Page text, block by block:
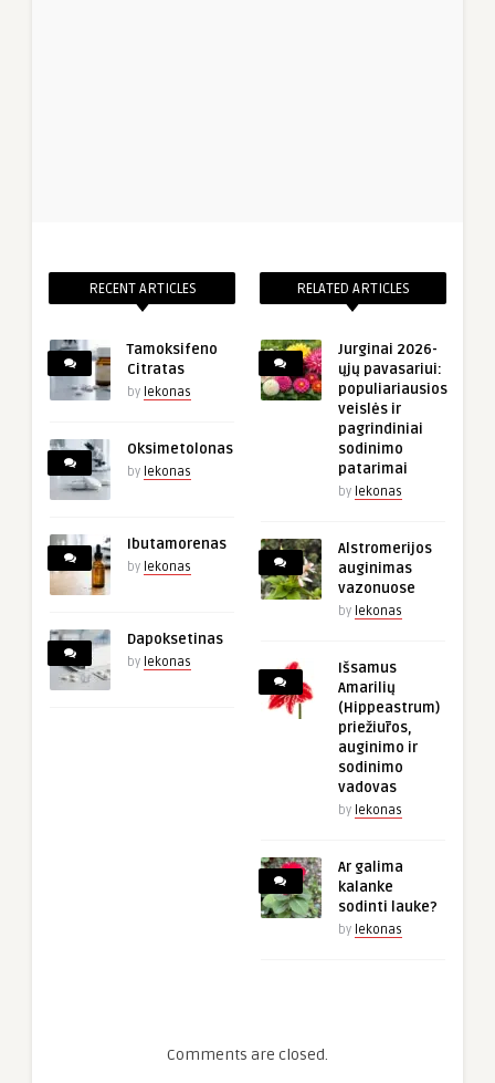
RECENT ARTICLES
Tamoksifeno
Citratas
by lekonas
Oksimetolonas
by lekonas
Ibutamorenas
by lekonas
Dapoksetinas
by lekonas
RELATED ARTICLES
Jurginai 2026-
ųjų pavasariui:
populiariausios
veislės ir
pagrindiniai
sodinimo
patarimai
by lekonas
Alstromerijos
auginimas
vazonuose
by lekonas
Išsamus
Amarilių
(Hippeastrum)
priežiūros,
auginimo ir
sodinimo
vadovas
by lekonas
Ar galima
kalanke
sodinti lauke?
by lekonas
Comments are closed.